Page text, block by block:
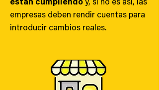
están cumpliendo y, si no es así, las
empresas deben rendir cuentas para
introducir cambios reales.